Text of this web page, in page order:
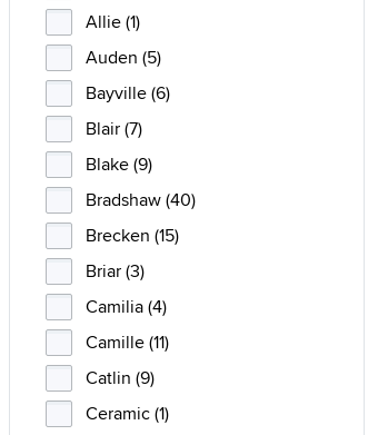
Allie (1)
Auden (5)
Bayville (6)
Blair (7)
Blake (9)
Bradshaw (40)
Brecken (15)
Briar (3)
Camilia (4)
Camille (11)
Catlin (9)
Ceramic (1)